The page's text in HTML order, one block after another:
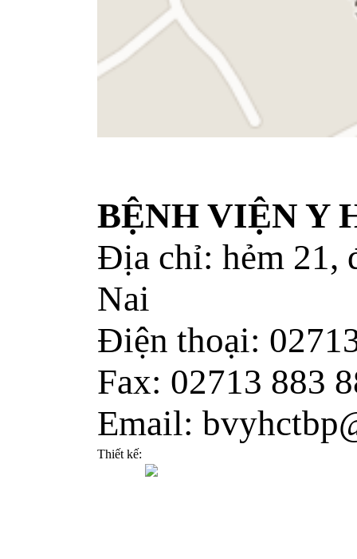
BỆNH VIỆN Y
Địa chỉ: hẻm 21,
Nai
Điện thoại:
Fax: 02713 883
Email:
Thiết kế: